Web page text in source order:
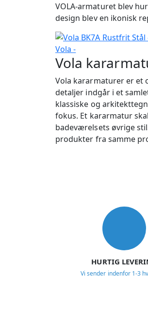
VOLA-armaturet blev
design blev en ikonisk
Vola
Vola kararmaturer er et
detaljer indgår i et
klassiske og
fokus. Et kararmatur
badeværelsets øvrige
produkter fra samme
HURTIG
Vi sender indenfor 1-3